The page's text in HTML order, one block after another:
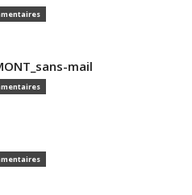
mail